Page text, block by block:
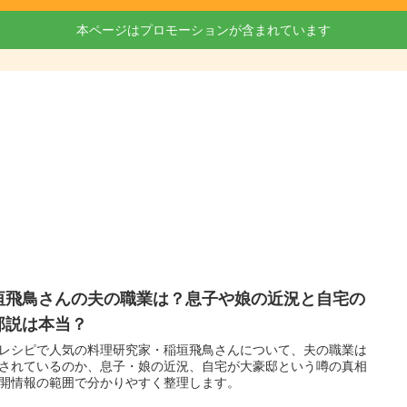
本ページはプロモーションが含まれています
飛鳥さんの夫の職業は？息子や娘の近況と自宅の
説は本当？
シピで人気の料理研究家・稲垣飛鳥さんについて、夫の職業は
れているのか、息子・娘の近況、自宅が大豪邸という噂の真相
情報の範囲で分かりやすく整理します。